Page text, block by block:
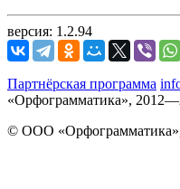
версия: 1.2.94
Партнёрская программа
«Орфограмматика»,
© ООО